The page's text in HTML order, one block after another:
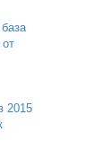
2015